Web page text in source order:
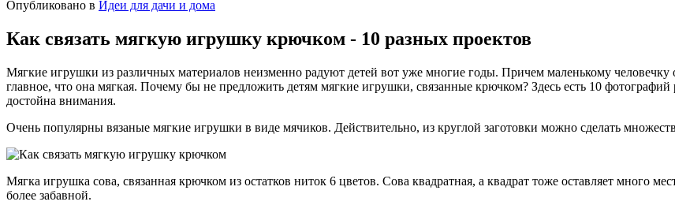
Опубликовано в Идеи для дачи и дома
Как связать мягкую игрушку крючком - 10 разных проектов
Мягкие игрушки из различных материалов неизменно радуют детей вот уже многие годы. Причем маленькому человечку
главное, что она мягкая. Почему бы не предложить детям мягкие игрушки, связанные крючком? Здесь есть 10
достойна внимания.
Очень популярны вязаные мягкие игрушки в виде мячиков. Действительно, из круглой заготовки можно сделать
Мягка игрушка сова, связанная крючком из остатков ниток 6 цветов. Сова квадратная, а квадрат тоже оставляет много
более забавной.